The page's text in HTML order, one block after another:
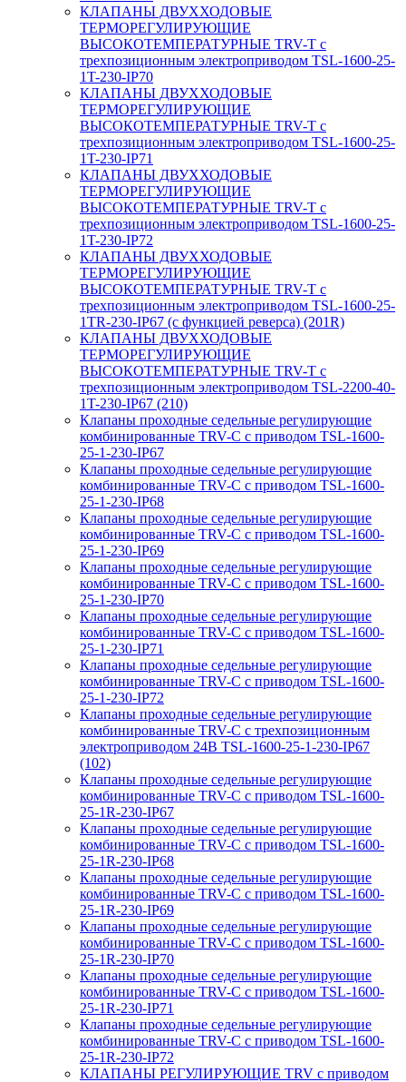
КЛАПАНЫ ДВУХХОДОВЫЕ
ТЕРМОРЕГУЛИРУЮЩИЕ
ВЫСОКОТЕМПЕРАТУРНЫЕ TRV-T с
трехпозиционным электроприводом TSL-1600-25-
1T-230-IP70
КЛАПАНЫ ДВУХХОДОВЫЕ
ТЕРМОРЕГУЛИРУЮЩИЕ
ВЫСОКОТЕМПЕРАТУРНЫЕ TRV-T с
трехпозиционным электроприводом TSL-1600-25-
1T-230-IP71
КЛАПАНЫ ДВУХХОДОВЫЕ
ТЕРМОРЕГУЛИРУЮЩИЕ
ВЫСОКОТЕМПЕРАТУРНЫЕ TRV-T с
трехпозиционным электроприводом TSL-1600-25-
1T-230-IP72
КЛАПАНЫ ДВУХХОДОВЫЕ
ТЕРМОРЕГУЛИРУЮЩИЕ
ВЫСОКОТЕМПЕРАТУРНЫЕ TRV-T с
трехпозиционным электроприводом TSL-1600-25-
1TR-230-IP67 (с функцией реверса) (201R)
КЛАПАНЫ ДВУХХОДОВЫЕ
ТЕРМОРЕГУЛИРУЮЩИЕ
ВЫСОКОТЕМПЕРАТУРНЫЕ TRV-T с
трехпозиционным электроприводом TSL-2200-40-
1T-230-IP67 (210)
Клапаны проходные седельные регулирующие
комбинированные TRV-С с приводом TSL-1600-
25-1-230-IP67
Клапаны проходные седельные регулирующие
комбинированные TRV-С с приводом TSL-1600-
25-1-230-IP68
Клапаны проходные седельные регулирующие
комбинированные TRV-С с приводом TSL-1600-
25-1-230-IP69
Клапаны проходные седельные регулирующие
комбинированные TRV-С с приводом TSL-1600-
25-1-230-IP70
Клапаны проходные седельные регулирующие
комбинированные TRV-С с приводом TSL-1600-
25-1-230-IP71
Клапаны проходные седельные регулирующие
комбинированные TRV-С с приводом TSL-1600-
25-1-230-IP72
Клапаны проходные седельные регулирующие
комбинированные TRV-С с трехпозиционным
электроприводом 24В TSL-1600-25-1-230-IP67
(102)
Клапаны проходные седельные регулирующие
комбинированные TRV-С с приводом TSL-1600-
25-1R-230-IP67
Клапаны проходные седельные регулирующие
комбинированные TRV-С с приводом TSL-1600-
25-1R-230-IP68
Клапаны проходные седельные регулирующие
комбинированные TRV-С с приводом TSL-1600-
25-1R-230-IP69
Клапаны проходные седельные регулирующие
комбинированные TRV-С с приводом TSL-1600-
25-1R-230-IP70
Клапаны проходные седельные регулирующие
комбинированные TRV-С с приводом TSL-1600-
25-1R-230-IP71
Клапаны проходные седельные регулирующие
комбинированные TRV-С с приводом TSL-1600-
25-1R-230-IP72
КЛАПАНЫ РЕГУЛИРУЮЩИЕ TRV с приводом